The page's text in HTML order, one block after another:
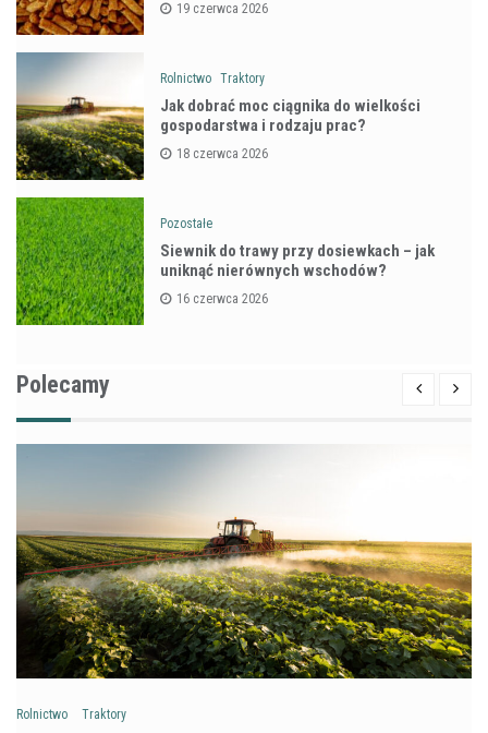
19 czerwca 2026
Rolnictwo Traktory
Jak dobrać moc ciągnika do wielkości
gospodarstwa i rodzaju prac?
18 czerwca 2026
Pozostałe
Siewnik do trawy przy dosiewkach – jak
uniknąć nierównych wschodów?
16 czerwca 2026
Polecamy
Rolnictwo Traktory